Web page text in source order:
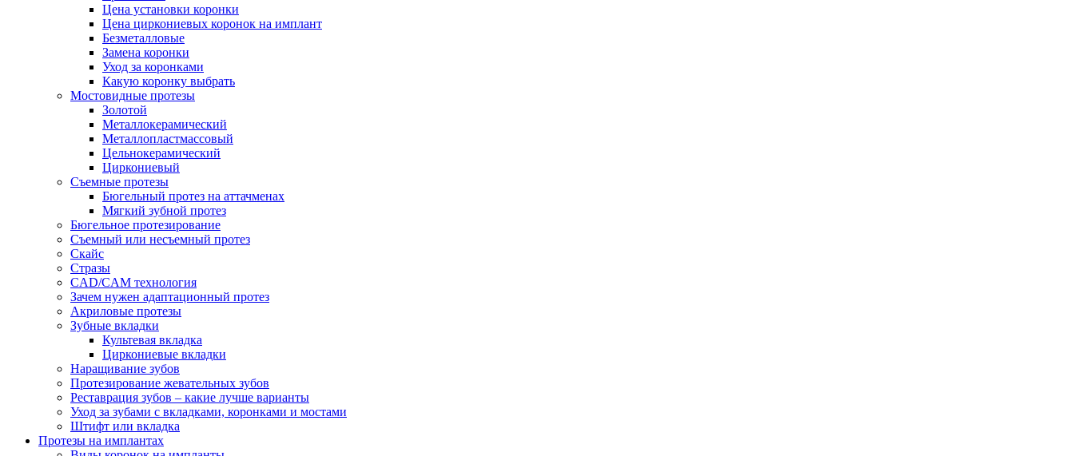
Цена установки коронки
Цена циркониевых коронок на имплант
Безметалловые
Замена коронки
Уход за коронками
Какую коронку выбрать
Мостовидные протезы
Золотой
Металлокерамический
Металлопластмассовый
Цельнокерамический
Циркониевый
Съемные протезы
Бюгельный протез на аттачменах
Мягкий зубной протез
Бюгельное протезирование
Съемный или несъемный протез
Скайс
Стразы
CAD/CAM технология
Зачем нужен адаптационный протез
Акриловые протезы
Зубные вкладки
Культевая вкладка
Циркониевые вкладки
Наращивание зубов
Протезирование жевательных зубов
Реставрация зубов – какие лучше варианты
Уход за зубами с вкладками, коронками и мостами
Штифт или вкладка
Протезы на имплантах